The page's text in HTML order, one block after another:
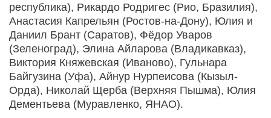
республика), Рикардо Родригес (Рио, Бразилия),
Анастасия Капрельян (Ростов-на-Дону), Юлия и
Даниил Брант (Саратов), Фёдор Уваров
(Зеленоград), Элина Айларова (Владикавказ),
Виктория Княжевская (Иваново), Гульнара
Байгузина (Уфа), Айнур Нурпеисова (Кызыл-
Орда), Николай Щерба (Верхняя Пышма), Юлия
Дементьева (Муравленко, ЯНАО).